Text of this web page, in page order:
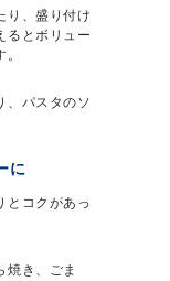
り、盛り付け
るとボリュー
、パスタのソ
に
とコクがあっ
焼き、ごま